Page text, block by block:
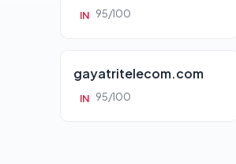
IN 95/100
gayatritelecom.com
IN 95/100